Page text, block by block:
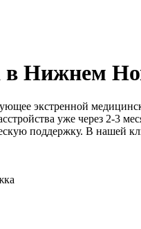
в Нижнем
экстренной
уже через 2-3
поддержку. В нашей